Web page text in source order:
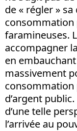
de « régler »
consommation
faramineuses.
accompagner
en
massivement
consommation
d’argent
d’une telle
l’arrivée au